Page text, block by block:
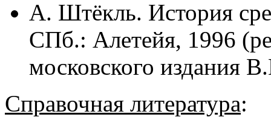
А. Штёкль. История
СПб.: Алетейя, 1996
московского издания
Справочная литература: